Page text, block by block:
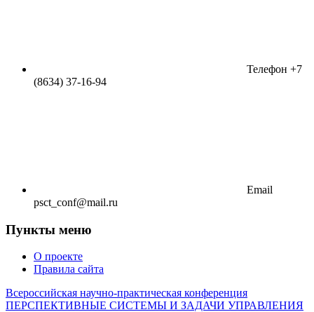
Телефон +7
(8634) 37-16-94
Email
psct_conf@mail.ru
Пункты меню
О проекте
Правила сайта
Всероссийская научно-практическая конференция
ПЕРСПЕКТИВНЫЕ СИСТЕМЫ И ЗАДАЧИ УПРАВЛЕНИЯ